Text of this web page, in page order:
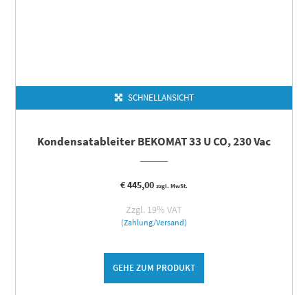
SCHNELLANSICHT
Kondensatableiter BEKOMAT 33 U CO, 230 Vac
€445,00 zzgl. MwSt.
Zzgl. 19% VAT
(Zahlung/Versand)
GEHE ZUM PRODUKT